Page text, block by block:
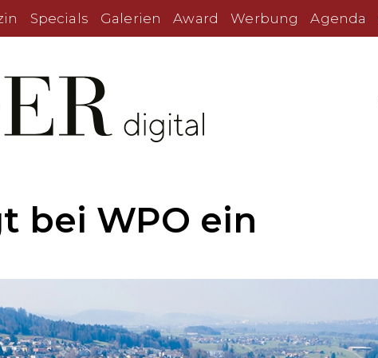
Specials Galerien Award Werbung Agenda
bei WPO ein